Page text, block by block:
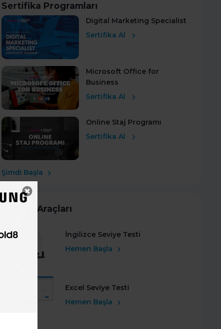
Sertifika Programları
Digital Marketing Specialist
Sertifika Al
Microsoft Office for
Business
Sertifika Al
Online Staj Programı
Sertifika Al
Şimdi Başla
Kariyer Araçları
İngilizce Seviye Testi
Hemen Başla
Excel Seviye Testi
Hemen Başla